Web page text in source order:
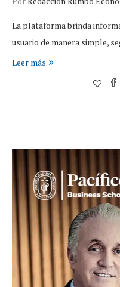
La plataforma brinda
usuario de manera simple,
Leer más